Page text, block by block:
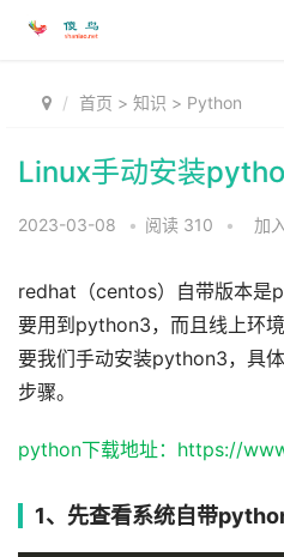
首页 > 知识 > Python
Linux手动安装
2023-03-08 • 阅读 310 • 加
redhat（centos）自带版本是
要用到python3，而且线上环
要我们手动安装python3，具
步骤。
python下载地址：https://
1、先查看系统自带